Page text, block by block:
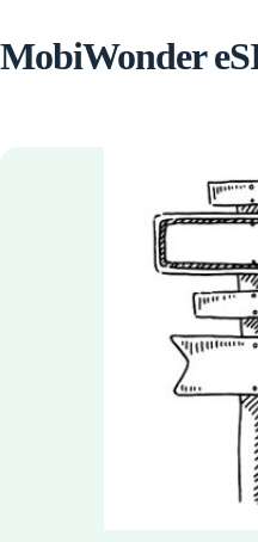
MobiWonder